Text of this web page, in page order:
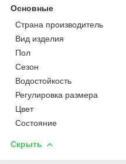
Основные
Страна производитель
Вид изделия
Пол
Сезон
Водостойкость
Регулировка размера
Цвет
Состояние
Скрыть